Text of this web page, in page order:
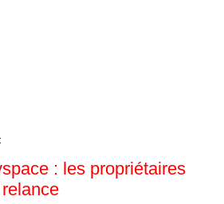
: les propriétaires